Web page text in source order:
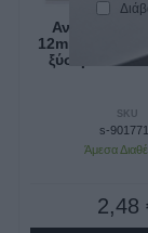
12mm σετ 10
ξύστρα s-
SKU
s-
Άμεσα
2,48